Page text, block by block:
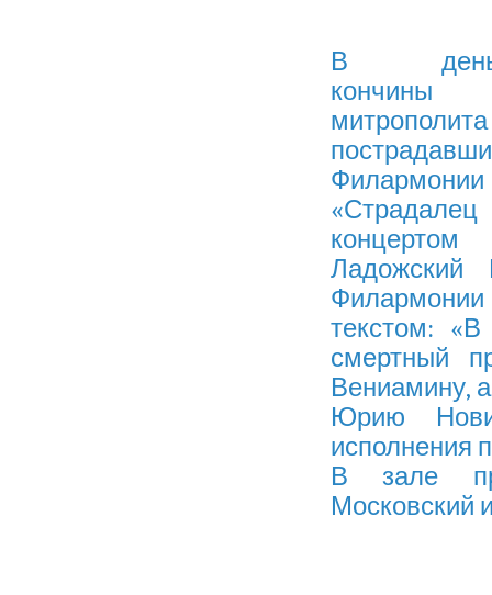
В день
кончины
концертом
Ладожский
текстом:
смертный
Вениамину,
Юрию
исполнения
В зале
Московский